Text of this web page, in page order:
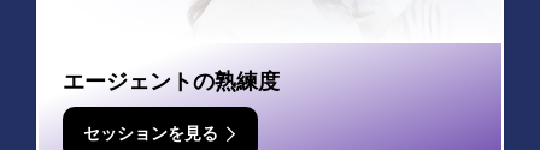
エージェントの熟練度
セッションを見る